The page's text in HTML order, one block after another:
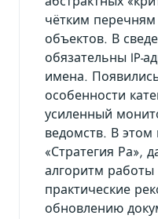
чётким
объектов. В
обязательны IP-
имена.
особенности
усиленный
ведомств. В
«Стратегия Ра»,
алгоритм
практические
обновлению